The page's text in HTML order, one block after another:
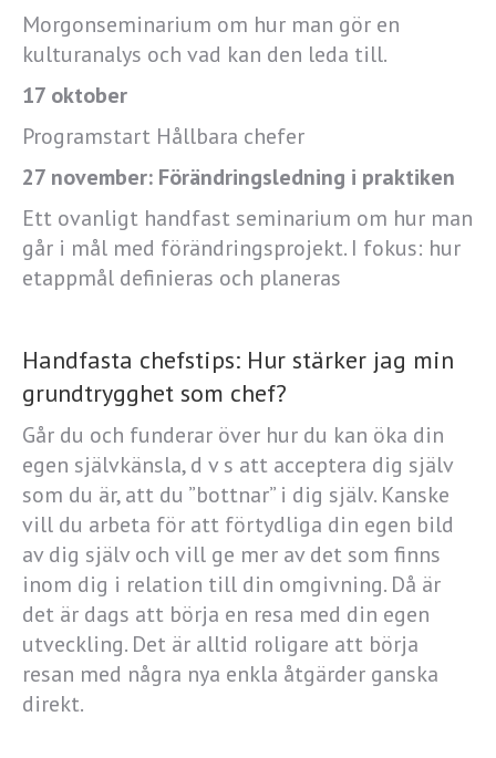
Morgonseminarium om hur man gör en
kulturanalys och vad kan den leda till.
17 oktober
Programstart Hållbara chefer
27 november: Förändringsledning i praktiken
Ett ovanligt handfast seminarium om hur man
går i mål med förändringsprojekt. I fokus: hur
etappmål definieras och planeras
Handfasta chefstips: Hur stärker jag min
grundtrygghet som chef?
Går du och funderar över hur du kan öka din
egen självkänsla, d v s att acceptera dig själv
som du är, att du ”bottnar” i dig själv. Kanske
vill du arbeta för att förtydliga din egen bild
av dig själv och vill ge mer av det som finns
inom dig i relation till din omgivning. Då är
det är dags att börja en resa med din egen
utveckling. Det är alltid roligare att börja
resan med några nya enkla åtgärder ganska
direkt.